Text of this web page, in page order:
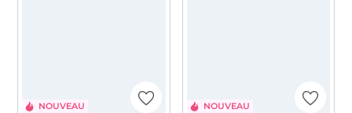
NOUVEAU NOUVEAU